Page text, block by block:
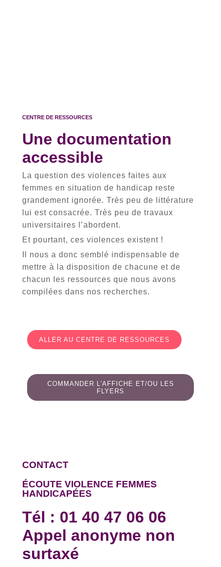
CENTRE DE RESSOURCES
Une documentation
accessible
La question des violences faites aux
femmes en situation de handicap reste
grandement ignorée. Très peu de littérature
lui est consacrée. Très peu de travaux
universitaires l’abordent.
Et pourtant, ces violences existent !
Il nous a donc semblé indispensable de
mettre à la disposition de chacune et de
chacun les ressources que nous avons
compilées dans nos recherches.
ALLER AU CENTRE DE RESSOURCES
COMMANDER L'AFFICHE ET/OU LES
FLYERS
CONTACT
ÉCOUTE VIOLENCE FEMMES
HANDICAPÉES
Tél : 01 40 47 06 06
Appel anonyme non
surtaxé